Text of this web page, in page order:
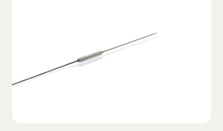
JETZT BESTELLEN